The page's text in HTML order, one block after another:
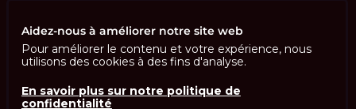
Aidez-nous à améliorer notre site web
Pour améliorer le contenu et votre expérience, nous
utilisons des cookies à des fins d'analyse.
En savoir plus sur notre politique de
confidentialité